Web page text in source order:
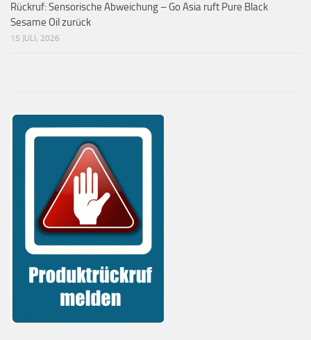
Rückruf: Sensorische Abweichung – Go Asia ruft Pure Black
Sesame Oil zurück
15 JULI, 2026